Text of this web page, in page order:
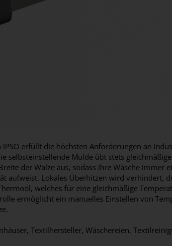
erfüllt die höchsten Anforderungen an
selbsteinstellende Mulde übt stets
der Walze aus, sodass Ihre Wäsche immer
aufweist. Lokales Überhitzen wird verhindert,
welches für eine gleichmäßige
ermöglicht ein manuelles Einstellen von
Textilhersteller, Wäschereien,